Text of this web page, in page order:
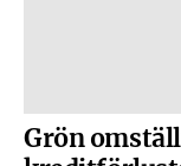
Grön